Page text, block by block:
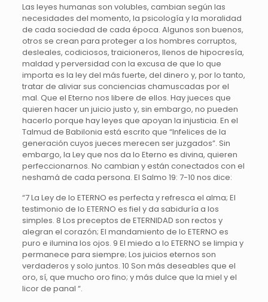
Las leyes humanas son volubles, cambian según las
necesidades del momento, la psicología y la moralidad
de cada sociedad de cada época. Algunos son buenos,
otros se crean para proteger a los hombres corruptos,
desleales, codiciosos, traicioneros, llenos de hipocresía,
maldad y perversidad con la excusa de que lo que
importa es la ley del más fuerte, del dinero y, por lo tanto,
tratar de aliviar sus conciencias chamuscadas por el
mal. Que el Eterno nos libere de ellos. Hay jueces que
quieren hacer un juicio justo y, sin embargo, no pueden
hacerlo porque hay leyes que apoyan la injusticia. En el
Talmud de Babilonia está escrito que “Infelices de la
generación cuyos jueces merecen ser juzgados”. Sin
embargo, la Ley que nos da lo Eterno es divina, quieren
perfeccionarnos. No cambian y están conectados con el
neshamá de cada persona. El Salmo 19: 7-10 nos dice:
“7 La Ley de lo ETERNO es perfecta y refresca el alma; El
testimonio de lo ETERNO es fiel y da sabiduría a los
simples. 8 Los preceptos de ETERNIDAD son rectos y
alegran el corazón; El mandamiento de lo ETERNO es
puro e ilumina los ojos. 9 El miedo a lo ETERNO se limpia y
permanece para siempre; Los juicios eternos son
verdaderos y solo juntos. 10 Son más deseables que el
oro, sí, que mucho oro fino; y más dulce que la miel y el
licor de panal “.